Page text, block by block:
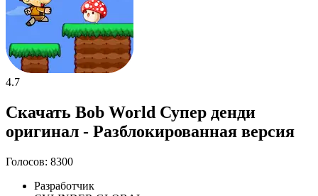
4.7
Скачать Bob World Супер денди
оригинал - Разблокированная версия
Голосов: 8300
Разработчик